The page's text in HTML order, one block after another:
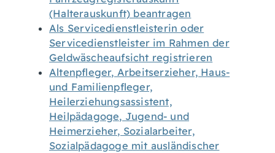
(Halterauskunft) beantragen
Als Servicedienstleisterin oder
Servicedienstleister im Rahmen der
Geldwäscheaufsicht registrieren
Altenpfleger, Arbeitserzieher, Haus-
und Familienpfleger,
Heilerziehungsassistent,
Heilpädagoge, Jugend- und
Heimerzieher, Sozialarbeiter,
Sozialpädagoge mit ausländischer